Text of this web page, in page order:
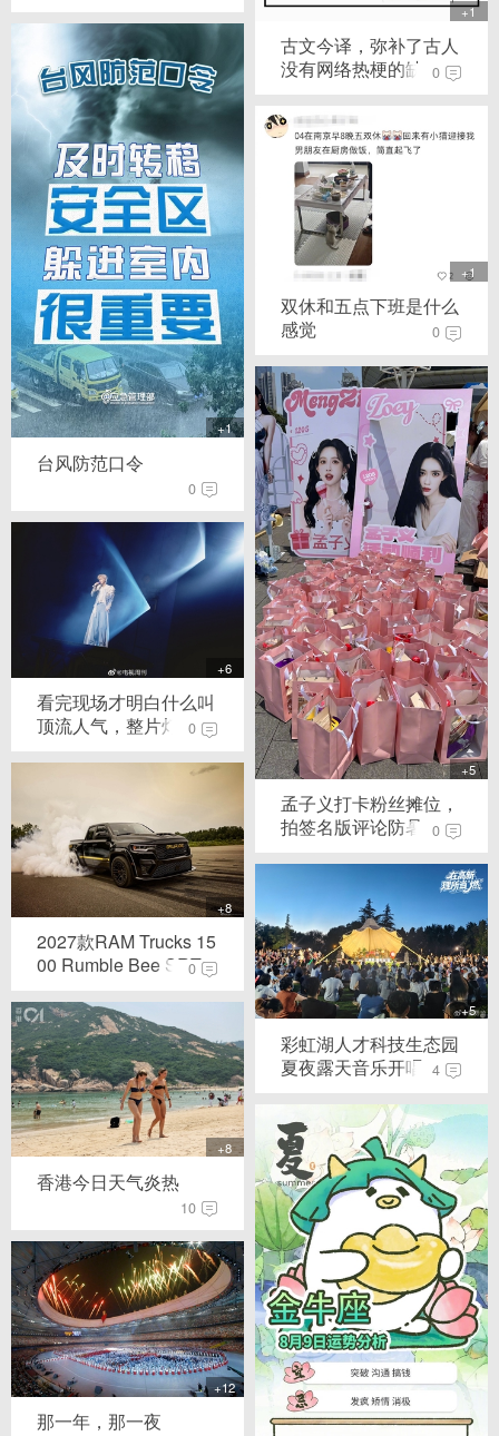
+1
台风防范口令
0
+6
看完现场才明白什么叫
顶流人气，整片灯...0
+8
2027款RAM Trucks 15
00 Rumble Bee SRT...
0
+8
香港今日天气炎热
10
+12
那一年，那一夜
+1
古文今译，弥补了古人
没有网络热梗的缺...0
+1
双休和五点下班是什么
感觉
0
+5
孟子义打卡粉丝摊位，
拍签名版评论防暑
0
+5
彩虹湖人才科技生态园
夏夜露天音乐开唱...4